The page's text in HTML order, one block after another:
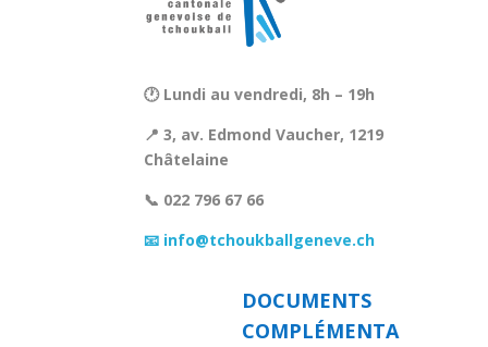
🕐 Lundi au vendredi, 8h – 19h
📍 3, av. Edmond Vaucher, 1219
Châtelaine
📞 022 796 67 66
📧 info@tchoukballgeneve.ch
DOCUMENTS
COMPLÉMENTA